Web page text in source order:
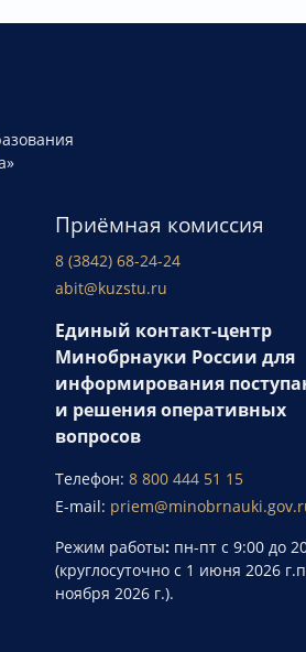
Приёмная комиссия
8 (3842) 68-24-24
abit@kuzstu.ru
Единый контакт-центр
Минобрнауки России для
информирования
и решения оперативных
вопросов
Телефон:8 800 444 51 15
E-mail:
Режим работы: пн-пт с 9:00 до
(круглосуточно с 1 июня 2026
ноября 2026 г.).